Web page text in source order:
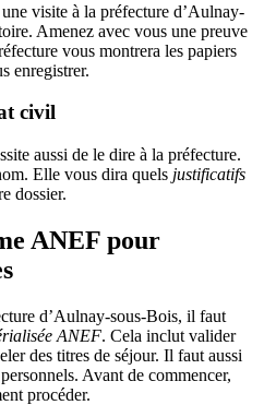
visite à la préfecture d’Aulnay-
Amenez avec vous une preuve
vous montrera les papiers
enregistrer.
civil
aussi de le dire à la préfecture.
Elle vous dira quels justificatifs
dossier.
ANEF pour
d’Aulnay-sous-Bois, il faut
ANEF. Cela inclut valider
des titres de séjour. Il faut aussi
Avant de commencer,
procéder.